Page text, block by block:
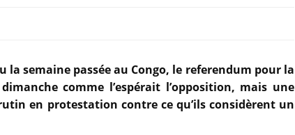
semaine passée au Congo, le referendum pour la
comme l’espérait l’opposition, mais une
en protestation contre ce qu’ils considèrent un